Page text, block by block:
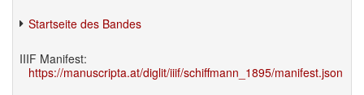
Startseite des Bandes
IIIF Manifest:
https://manuscripta.at/diglit/iiif/schiffmann_1895/manifest.json